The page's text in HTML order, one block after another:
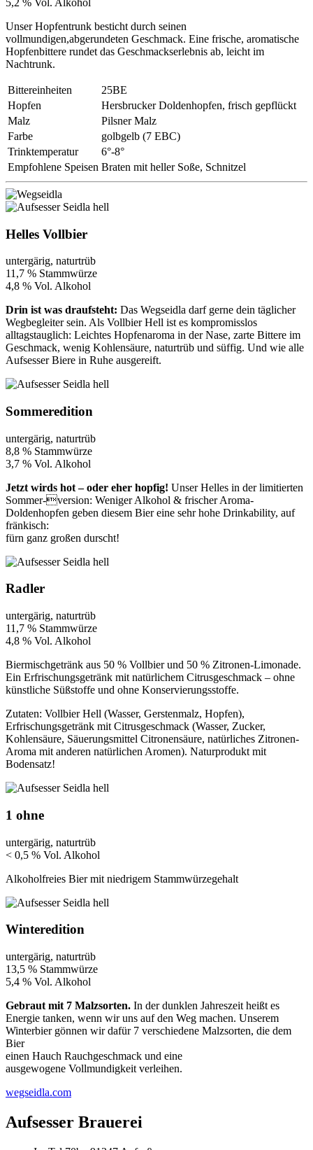
Unser Hopfentrunk besticht durch seinen
vollmundigen,abgerundeten Geschmack. Eine frische, aromatische
Hopfenbittere rundet das Geschmackserlebnis ab, leicht im
Nachtrunk.
Bittereinheiten
25BE
Hopfen
Hersbrucker Doldenhopfen, frisch gepflückt
Malz
Pilsner Malz
Farbe
golbgelb (7 EBC)
Trinktemperatur
6°-8°
Empfohlene Speisen Braten mit heller Soße, Schnitzel
Helles Vollbier
untergärig, naturtrüb
11,7 % Stammwürze
4,8 % Vol. Alkohol
Drin ist was draufsteht: Das Wegseidla darf gerne dein täglicher
Wegbegleiter sein. Als Vollbier Hell ist es kompromisslos
alltagstauglich: Leichtes Hopfenaroma in der Nase, zarte Bittere im
Geschmack, wenig Kohlensäure, naturtrüb und süffig. Und wie alle
Aufsesser Biere in Ruhe ausgereift.
Sommeredition
untergärig, naturtrüb
8,8 % Stammwürze
3,7 % Vol. Alkohol
Jetzt wirds hot – oder eher hopfig! Unser Helles in der limitierten
Sommer-version: Weniger Alkohol & frischer Aroma-
Doldenhopfen geben diesem Bier eine sehr hohe Drinkability, auf
fränkisch:
fürn ganz großen durscht!
Radler
untergärig, naturtrüb
11,7 % Stammwürze
4,8 % Vol. Alkohol
Biermischgetränk aus 50 % Vollbier und 50 % Zitronen-Limonade.
Ein Erfrischungsgetränk mit natürlichem Citrusgeschmack – ohne
künstliche Süßstoffe und ohne Konservierungsstoffe.
Zutaten: Vollbier Hell (Wasser, Gerstenmalz, Hopfen),
Erfrischungsgetränk mit Citrusgeschmack (Wasser, Zucker,
Kohlensäure, Säuerungsmittel Citronensäure, natürliches Zitronen-
Aroma mit anderen natürlichen Aromen). Naturprodukt mit
Bodensatz!
1 ohne
untergärig, naturtrüb
< 0,5 % Vol. Alkohol
Alkoholfreies Bier mit niedrigem Stammwürzegehalt
Winteredition
untergärig, naturtrüb
13,5 % Stammwürze
5,4 % Vol. Alkohol
Gebraut mit 7 Malzsorten. In der dunklen Jahreszeit heißt es
Energie tanken, wenn wir uns auf den Weg machen. Unserem
Winterbier gönnen wir dafür 7 verschiedene Malzsorten, die dem
Bier
einen Hauch Rauchgeschmack und eine
ausgewogene Vollmundigkeit verleihen.
wegseidla.com
Aufsesser Brauerei